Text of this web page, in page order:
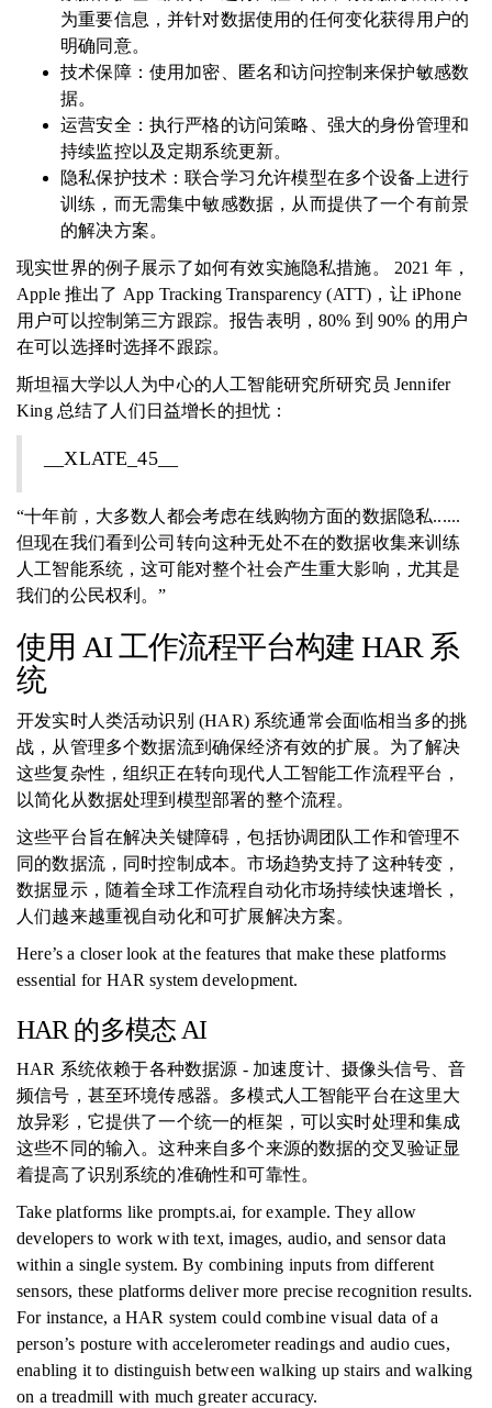
为重要信息，并针对数据使用的任何变化获得用户的
明确同意。
技术保障：使用加密、匿名和访问控制来保护敏感数
据。
运营安全：执行严格的访问策略、强大的身份管理和
持续监控以及定期系统更新。
隐私保护技术：联合学习允许模型在多个设备上进行
训练，而无需集中敏感数据，从而提供了一个有前景
的解决方案。
现实世界的例子展示了如何有效实施隐私措施。 2021 年，
Apple 推出了 App Tracking Transparency (ATT)，让 iPhone
用户可以控制第三方跟踪。报告表明，80% 到 90% 的用户
在可以选择时选择不跟踪。
斯坦福大学以人为中心的人工智能研究所研究员 Jennifer
King 总结了人们日益增长的担忧：
__XLATE_45__
“十年前，大多数人都会考虑在线购物方面的数据隐私......
但现在我们看到公司转向这种无处不在的数据收集来训练
人工智能系统，这可能对整个社会产生重大影响，尤其是
我们的公民权利。”
使用 AI 工作流程平台构建 HAR 系
统
开发实时人类活动识别 (HAR) 系统通常会面临相当多的挑
战，从管理多个数据流到确保经济有效的扩展。为了解决
这些复杂性，组织正在转向现代人工智能工作流程平台，
以简化从数据处理到模型部署的整个流程。
这些平台旨在解决关键障碍，包括协调团队工作和管理不
同的数据流，同时控制成本。市场趋势支持了这种转变，
数据显示，随着全球工作流程自动化市场持续快速增长，
人们越来越重视自动化和可扩展解决方案。
Here’s a closer look at the features that make these platforms
essential for HAR system development.
HAR 的多模态 AI
HAR 系统依赖于各种数据源 - 加速度计、摄像头信号、音
频信号，甚至环境传感器。多模式人工智能平台在这里大
放异彩，它提供了一个统一的框架，可以实时处理和集成
这些不同的输入。这种来自多个来源的数据的交叉验证显
着提高了识别系统的准确性和可靠性。
Take platforms like prompts.ai, for example. They allow
developers to work with text, images, audio, and sensor data
within a single system. By combining inputs from different
sensors, these platforms deliver more precise recognition results.
For instance, a HAR system could combine visual data of a
person’s posture with accelerometer readings and audio cues,
enabling it to distinguish between walking up stairs and walking
on a treadmill with much greater accuracy.